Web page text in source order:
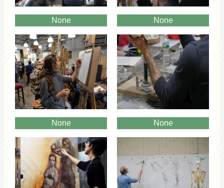
None None
None None